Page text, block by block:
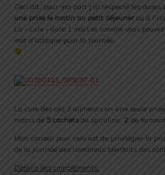
Ceci dit, pour ma part j’ai respecté les
une prise le matin au petit déjeuner ou à
La « cure » dure 1 mois et comme vous
met d’attaque pour la journée.
La cure des ces 3 aliments en une seule
moins de 5 cachets de spiruline, 2 de
Mon conseil pour cela est de privilégier la
de la journée des nombreux bienfaits des
Détails des compléments